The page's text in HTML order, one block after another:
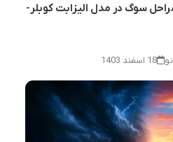
سوگ در مدل الیزابت کوبلر-
18 اسفند 1403